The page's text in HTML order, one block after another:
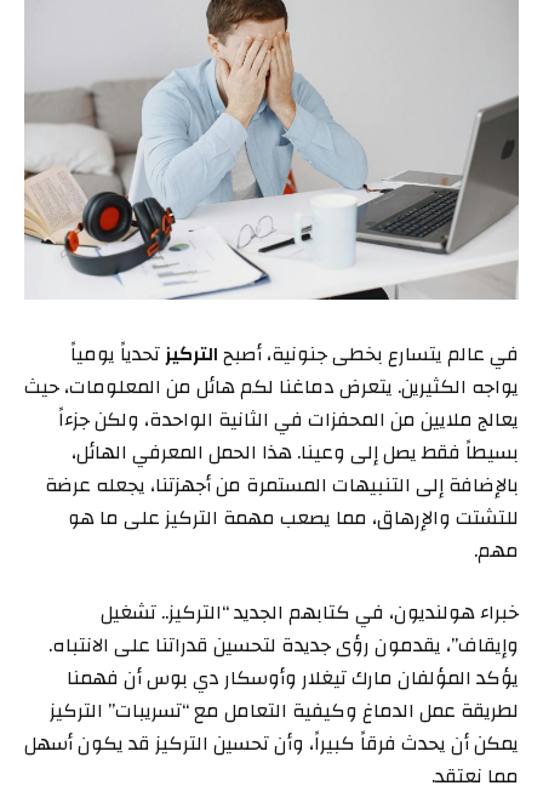
في عالم يتسارع بخطى جنونية، أصبحالتركيزتحدياً يومياً
يواجه الكثيرين. يتعرض دماغنا لكم هائل من المعلومات، حيث
يعالج ملايين من المحفزات في الثانية الواحدة، ولكن جزءاً
بسيطاً فقط يصل إلى وعينا. هذا الحمل المعرفي الهائل،
بالإضافة إلى التنبيهات المستمرة من أجهزتنا، يجعله عرضة
للتشتت والإرهاق، مما يصعب مهمة التركيز على ما هو
مهم.
خبراء هولنديون، في كتابهم الجديد “التركيز.. تشغيل
وإيقاف”، يقدمون رؤى جديدة لتحسين قدراتنا على الانتباه.
يؤكد المؤلفان مارك تيغلار وأوسكار دي بوس أن فهمنا
لطريقة عمل الدماغ وكيفية التعامل مع “تسريبات” التركيز
يمكن أن يحدث فرقاً كبيراً، وأن تحسين التركيز قد يكون أسهل
مما نعتقد.